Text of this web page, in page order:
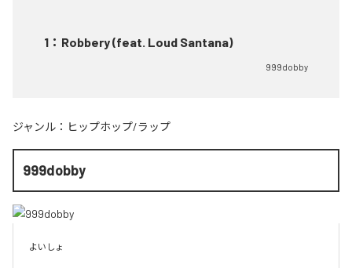
1 ： Robbery (feat. Loud Santana)
999dobby
ジャンル： ヒップホップ/ラップ
999dobby
よいしょ